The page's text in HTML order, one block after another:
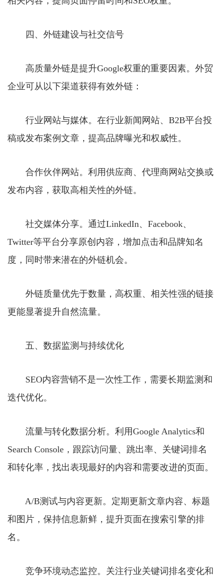
四、外链建设与社交信号
高质量外链是提升Google权重的重要因素。外贸
企业可从以下渠道获得有效外链：
行业网站与媒体。在行业新闻网站、B2B平台投
稿或发布案例文章，提高品牌曝光和权威性。
合作伙伴网站。利用供应商、代理商网站交换或
发布内容，获取高相关性的外链。
社交媒体分享。通过LinkedIn、Facebook、
Twitter等平台分享原创内容，增加点击和品牌知名
度，同时带来潜在的外链机会。
外链质量优先于数量，高权重、相关性强的链接
更能显著提升自然流量。
五、数据监测与持续优化
SEO内容营销不是一次性工作，需要长期监测和
迭代优化。
流量与转化数据分析。利用Google Analytics和
Search Console，跟踪访问量、跳出率、关键词排名
和转化率，找出表现最好的内容和需要改进的页面。
A/B测试与内容更新。定期更新文章内容、标题
和图片，保持信息新鲜，提升页面在搜索引擎的排
名。
竞争环境动态监控。关注行业关键词排名变化和